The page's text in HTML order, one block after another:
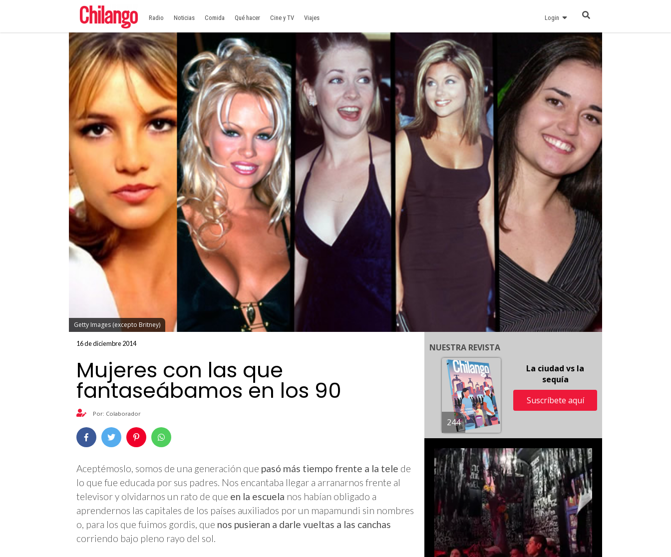
Radio Noticias Comida Qué hacer Cine y TV Viajes Login
Getty Images (excepto Britney)
16 de diciembre 2014
Mujeres con las que
fantaseábamos en los 90
Por: Colaborador
Aceptémoslo, somos de una generación que pasó más tiempo frente a la tele de
lo que fue educada por sus padres. Nos encantaba llegar a arranarnos frente al
televisor y olvidarnos un rato de que en la escuela nos habían obligado a
aprendernos las capitales de los países auxiliados por un mapamundi sin nombres
o, para los que fuimos gordis, que nos pusieran a darle vueltas a las canchas
corriendo bajo pleno rayo del sol.
NUESTRA REVISTA
244
La ciudad vs la
sequía
Suscríbete aquí